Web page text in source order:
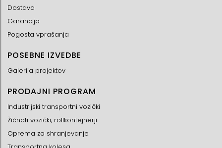
Dostava
Garancija
Pogosta vprašanja
POSEBNE IZVEDBE
Galerija projektov
PRODAJNI PROGRAM
Industrijski transportni vozički
Žičnati vozički, rollkontejnerji
Oprema za shranjevanje